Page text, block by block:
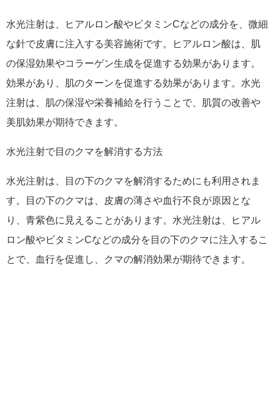
水光注射は、ヒアルロン酸やビタミンCなどの成分を、微細
な針で皮膚に注入する美容施術です。ヒアルロン酸は、肌
の保湿効果やコラーゲン生成を促進する効果があります。
効果があり、肌のターンを促進する効果があります。水光
注射は、肌の保湿や栄養補給を行うことで、肌質の改善や
美肌効果が期待できます。
水光注射で目のクマを解消する方法
水光注射は、目の下のクマを解消するためにも利用されま
す。目の下のクマは、皮膚の薄さや血行不良が原因とな
り、青紫色に見えることがあります。水光注射は、ヒアル
ロン酸やビタミンCなどの成分を目の下のクマに注入するこ
とで、血行を促進し、クマの解消効果が期待できます。